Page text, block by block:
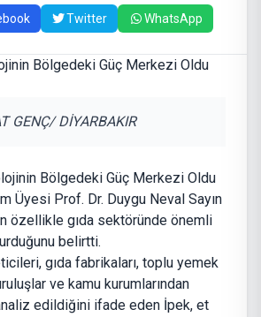
Twitter WhatsApp
GENÇ/ DİYARBAKIR
Bölgedeki Güç Merkezi Oldu
Üyesi Prof. Dr. Duygu Neval Sayın
özellikle gıda sektöründe önemli
belirtti.
gıda fabrikaları, toplu yemek
ve kamu kurumlarından
edildiğini ifade eden İpek, et